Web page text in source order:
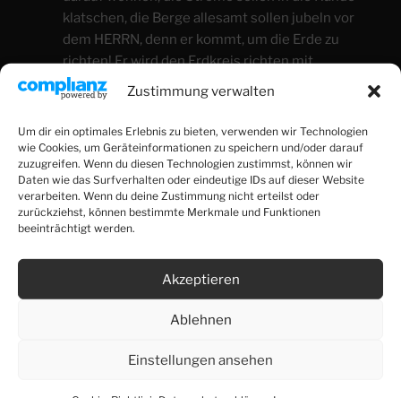
Zustimmung verwalten
Um dir ein optimales Erlebnis zu bieten, verwenden wir Technologien
wie Cookies, um Geräteinformationen zu speichern und/oder darauf
zuzugreifen. Wenn du diesen Technologien zustimmst, können wir
Daten wie das Surfverhalten oder eindeutige IDs auf dieser Website
verarbeiten. Wenn du deine Zustimmung nicht erteilst oder
zurückziehst, können bestimmte Merkmale und Funktionen
beeinträchtigt werden.
Akzeptieren
Ablehnen
Einstellungen ansehen
klatschen, die Berge allesamt sollen jubeln vor
dem HERRN, denn er kommt, um die Erde zu
richten! Er wird den Erdkreis richten mit
Gerechtigkeit und die Völker, wie es recht ist. –
Psalm 98,4-9
Was ist mit denen, die nicht auf sein Kommen
vorbereitet sind? Sie werden bestimmt nicht singen!